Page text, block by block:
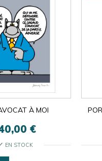
À MOI
€
EN STOCK